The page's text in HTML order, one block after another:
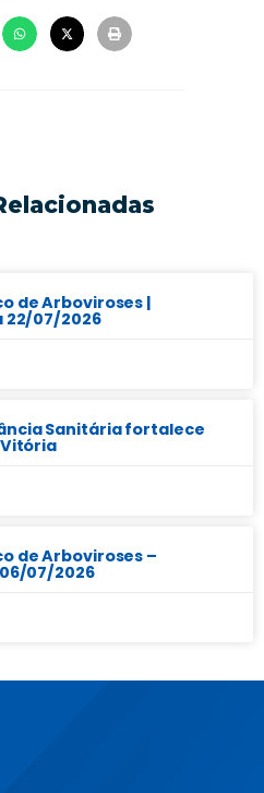
de Arboviroses |
22/07/2026
Sanitária fortalece
de Arboviroses –
07/2026